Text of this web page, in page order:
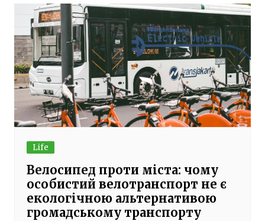
Life
Велосипед проти міста: чому
особистий велотранспорт не є
екологічною альтернативою
громадському транспорту